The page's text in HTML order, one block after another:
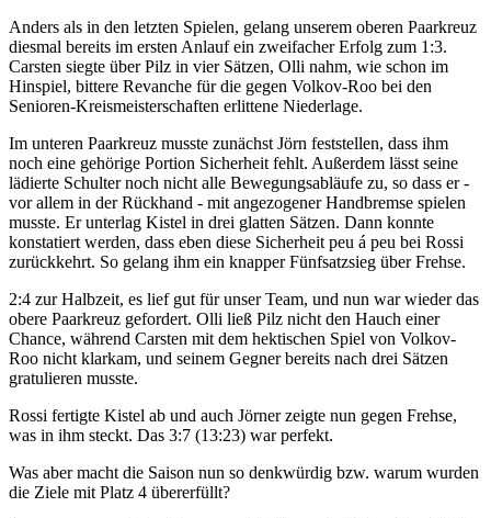
Anders als in den letzten Spielen, gelang unserem oberen Paarkreuz
diesmal bereits im ersten Anlauf ein zweifacher Erfolg zum 1:3.
Carsten siegte über Pilz in vier Sätzen, Olli nahm, wie schon im
Hinspiel, bittere Revanche für die gegen Volkov-Roo bei den
Senioren-Kreismeisterschaften erlittene Niederlage.
Im unteren Paarkreuz musste zunächst Jörn feststellen, dass ihm
noch eine gehörige Portion Sicherheit fehlt. Außerdem lässt seine
lädierte Schulter noch nicht alle Bewegungsabläufe zu, so dass er -
vor allem in der Rückhand - mit angezogener Handbremse spielen
musste. Er unterlag Kistel in drei glatten Sätzen. Dann konnte
konstatiert werden, dass eben diese Sicherheit peu á peu bei Rossi
zurückkehrt. So gelang ihm ein knapper Fünfsatzsieg über Frehse.
2:4 zur Halbzeit, es lief gut für unser Team, und nun war wieder das
obere Paarkreuz gefordert. Olli ließ Pilz nicht den Hauch einer
Chance, während Carsten mit dem hektischen Spiel von Volkov-
Roo nicht klarkam, und seinem Gegner bereits nach drei Sätzen
gratulieren musste.
Rossi fertigte Kistel ab und auch Jörner zeigte nun gegen Frehse,
was in ihm steckt. Das 3:7 (13:23) war perfekt.
Was aber macht die Saison nun so denkwürdig bzw. warum wurden
die Ziele mit Platz 4 übererfüllt?